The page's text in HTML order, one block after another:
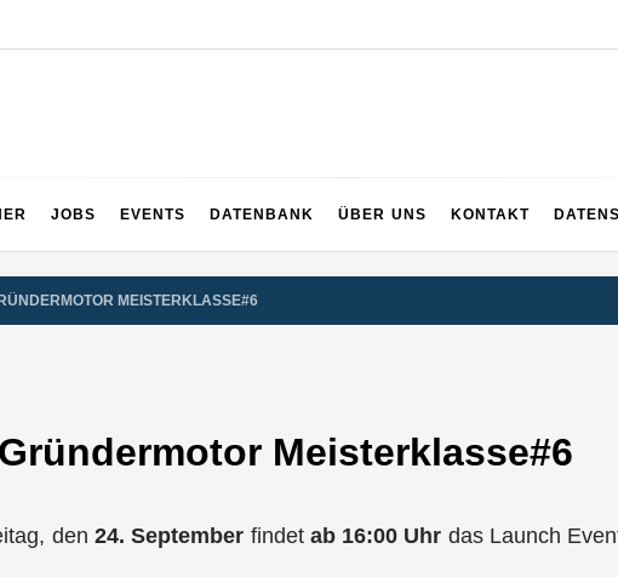
JOBS EVENTS DATENBANK ÜBER UNS KONTAKT
MEISTERKLASSE#6
Meisterklasse#6
den 24. September findet ab 16:00 Uhr das Launch